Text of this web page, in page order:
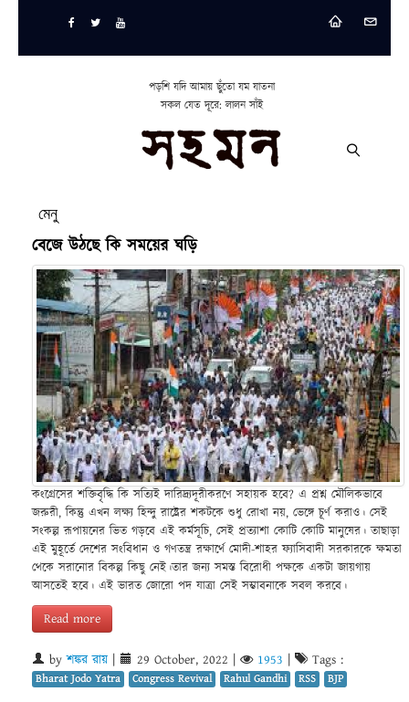
পড়শি যদি আমায় ছুঁতো যম যাতনা
সকল যেত দূরে: লালন সাঁই
মেনু
বেজে উঠছে কি সময়ের ঘড়ি
কংগ্রেসের শক্তিবৃদ্ধি কি সত্যিই দারিদ্র্যদূরীকরণে সহায়ক হবে? এ প্রশ্ন মৌলিকভাবে
জরুরী, কিন্তু এখন লক্ষ্য হিন্দু রাষ্ট্রের শকটকে শুধু রোখা নয়, ভেঙ্গে চূর্ণ করাও। সেই
সংকল্প রূপায়নের ভিত গড়বে এই কর্মসূচি, সেই প্রত্যাশা কোটি কোটি মানুষের। তাছাড়া
এই মুহূর্তে দেশের সংবিধান ও গণতন্ত্র রক্ষার্থে মোদী-শাহর ফ্যাসিবাদী সরকারকে ক্ষমতা
থেকে সরানোর বিকল্প কিছু নেই।তার জন্য সমস্ত বিরোধী পক্ষকে একটা জায়গায়
আসতেই হবে। এই ভারত জোরো পদ যাত্রা সেই সম্ভাবনাকে সবল করবে।
Read more
byশঙ্কর রায় 29 October, 2022 1953 Tags :
Bharat Jodo Yatra Congress Revival Rahul Gandhi RSS BJP